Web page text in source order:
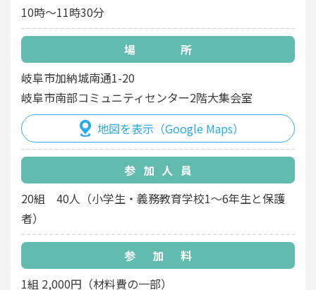
10時～11時30分
場所
岐阜市加納城南通1-20
岐阜市南部コミュニティセンター2階大集会室
地図を表示（Google Maps）
参加人員
20組 40人（小学生・義務教育学校1～6年生と保護
者）
参加料
1組 2,000円（材料費の一部）